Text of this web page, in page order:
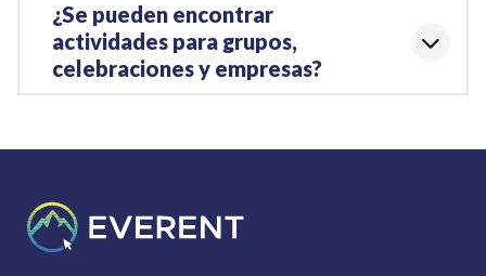
¿Se pueden encontrar
actividades para grupos,
celebraciones y empresas?